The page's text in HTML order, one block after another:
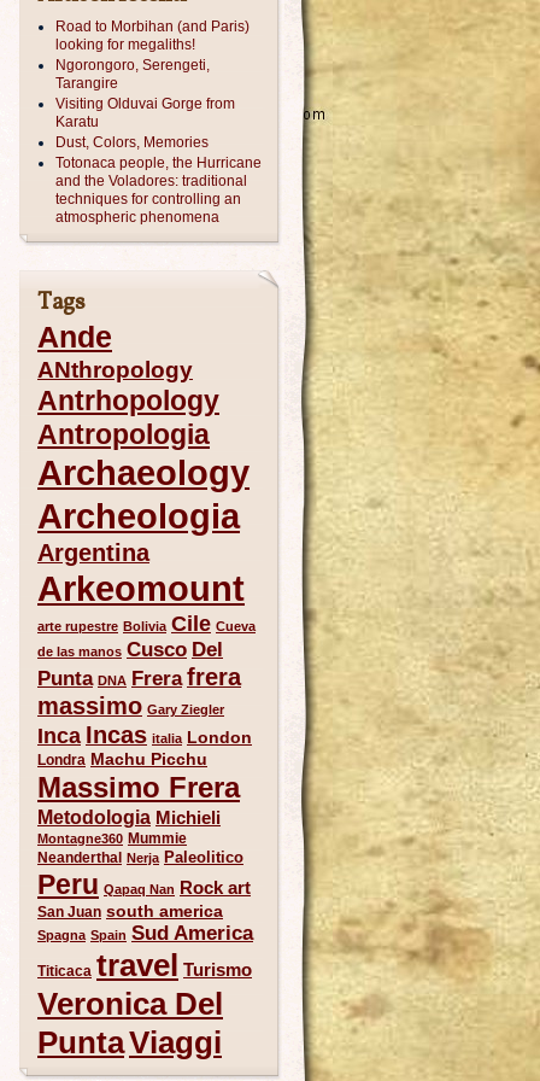
Road to Morbihan (and Paris)
looking for megaliths!
Ngorongoro, Serengeti,
Tarangire
Visiting Olduvai Gorge from
Karatu
Dust, Colors, Memories
Totonaca people, the Hurricane
and the Voladores: traditional
techniques for controlling an
atmospheric phenomena
Tags
Ande
ANthropology
Antrhopology
Antropologia
Archaeology
Archeologia
Argentina
Arkeomount
arte rupestre Bolivia Cile Cueva
de las manos Cusco Del
Punta DNA Frera frera
massimo Gary Ziegler
Inca Incas italia London
Londra Machu Picchu
Massimo Frera
Metodologia Michieli
Montagne360 Mummie
Neanderthal Nerja Paleolitico
Peru Qapaq Nan Rock art
San Juan south america
Spagna Spain Sud America
Titicaca travel Turismo
Veronica Del
PuntaViaggi